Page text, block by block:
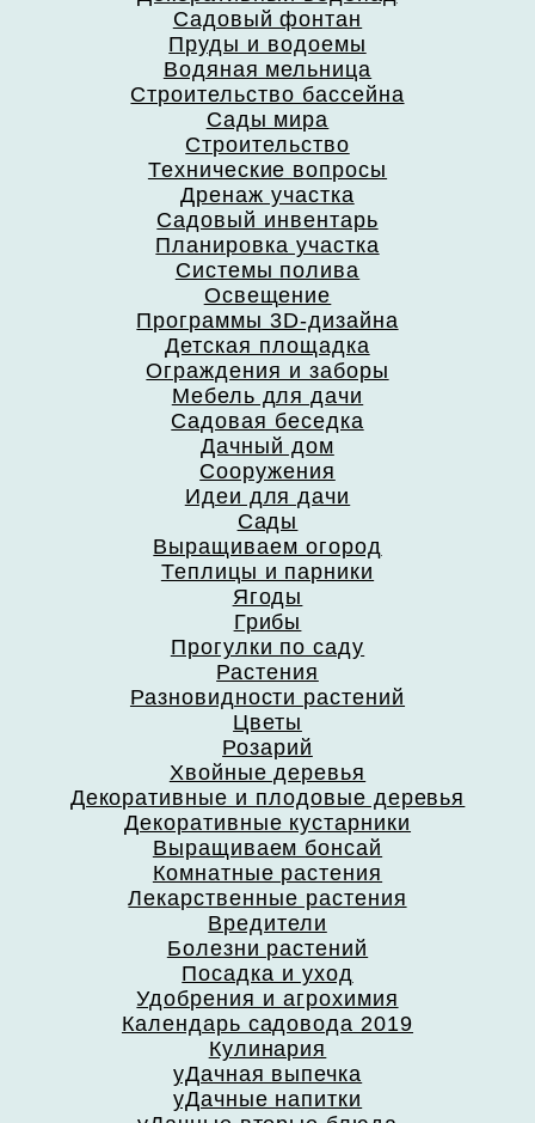
Садовый фонтан
Пруды и водоемы
Водяная мельница
Строительство бассейна
Сады мира
Строительство
Технические вопросы
Дренаж участка
Садовый инвентарь
Планировка участка
Системы полива
Освещение
Программы 3D-дизайна
Детская площадка
Ограждения и заборы
Мебель для дачи
Садовая беседка
Дачный дом
Сооружения
Идеи для дачи
Сады
Выращиваем огород
Теплицы и парники
Ягоды
Грибы
Прогулки по саду
Растения
Разновидности растений
Цветы
Розарий
Хвойные деревья
Декоративные и плодовые деревья
Декоративные кустарники
Выращиваем бонсай
Комнатные растения
Лекарственные растения
Вредители
Болезни растений
Посадка и уход
Удобрения и агрохимия
Календарь садовода 2019
Кулинария
уДачная выпечка
уДачные напитки